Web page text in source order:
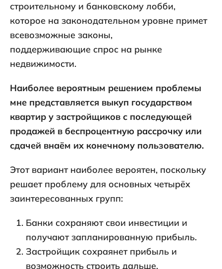
строительному и банковскому лобби,
которое на законодательном уровне примет
всевозможные законы,
поддерживающие спрос на рынке
недвижимости.
Наиболее вероятным решением проблемы
мне представляется выкуп государством
квартир у застройщиков с последующей
продажей в беспроцентную рассрочку или
сдачей внаём их конечному пользователю.
Этот вариант наиболее вероятен, поскольку
решает проблему для основных четырёх
заинтересованных групп:
Банки сохраняют свои инвестиции и
получают запланированную прибыль.
Застройщик сохраянет прибыль и
возможность строить дальше.